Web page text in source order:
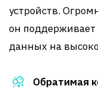
устройств.
он поддерживает
данных на
Обратимая